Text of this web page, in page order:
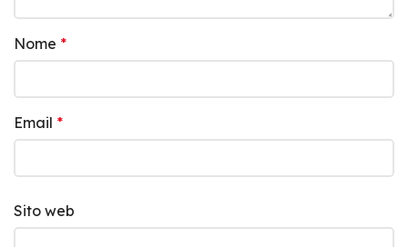
Nome *
Email *
Sito web